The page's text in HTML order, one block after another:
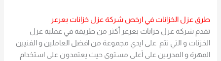
طرق عزل الخزانات في ارخص شركة عزل خزانات بعرعر
تقدم شركة عزل خزانات بعرعر أكثر من طريقة في عملية عزل
الخزنات و التي تتم على ايدي مجموعة من افضل العاملين و الفنيين
المهرة و المدربين على أعلى مستوى حيث يعتمدون على استخدام